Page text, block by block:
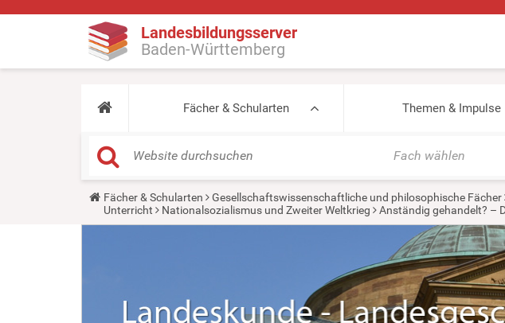
Landesbildungsserver
Baden-Württemberg
Fächer & Schularten Themen & Impulse
Fach wählen
Y
u
Fächer & Schularten Gesellschaftswissenschaftliche und philosophische Fächer
Unterricht
Nationalsozialismus und Zweiter Weltkrieg Anständig gehandelt? –